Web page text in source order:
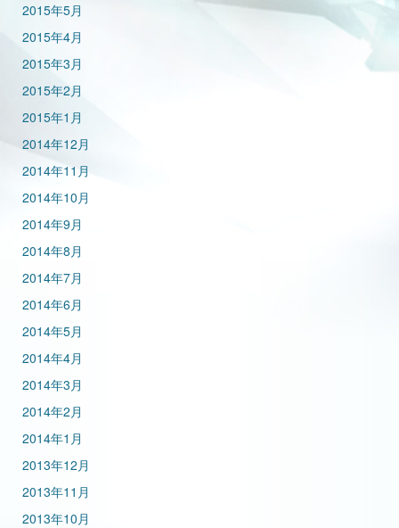
2015年5月
2015年4月
2015年3月
2015年2月
2015年1月
2014年12月
2014年11月
2014年10月
2014年9月
2014年8月
2014年7月
2014年6月
2014年5月
2014年4月
2014年3月
2014年2月
2014年1月
2013年12月
2013年11月
2013年10月